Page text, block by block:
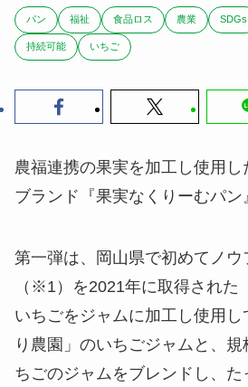
パン 福祉 食品ロス 農業 SDGs
持続可能 いちご
農福連携の果実を加工し使用
ブランド『果実なくりーむパン
第一弾は、岡山県で初めてノウ
（※1）を2021年に取得された
いちごをジャムに加工し使用し
り農園」のいちごジャムと、
ちごのジャムをブレンドし、た